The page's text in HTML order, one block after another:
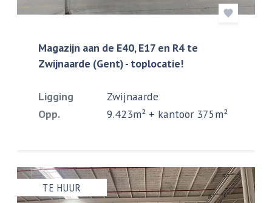
Magazijn aan de E40, E17 en R4 te
Zwijnaarde (Gent) - toplocatie!
Ligging
Zwijnaarde
Opp.
9.423m² + kantoor 375m²
TE HUUR